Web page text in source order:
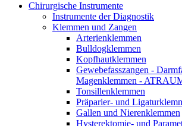
Chirurgische Instrumente
Instrumente der Diagnostik
Klemmen und Zangen
Arterienklemmen
Bulldogklemmen
Kopfhautklemmen
Gewebefasszangen -
Magenklemmen -
Tonsillenklemmen
Präparier- und
Gallen und Nierenklemmen
Hysterektomie- und